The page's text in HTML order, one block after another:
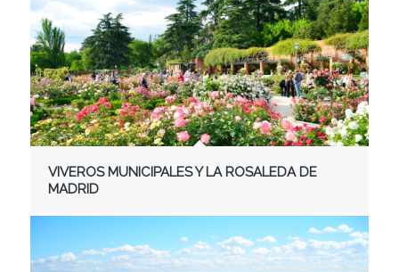
VIVEROS MUNICIPALES Y LA ROSALEDA DE
MADRID